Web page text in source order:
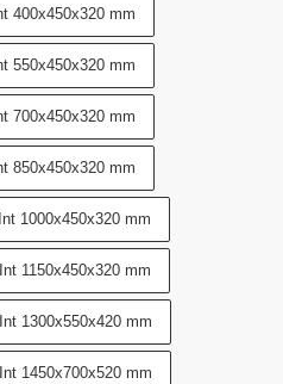
400x450x320 mm
550x450x320 mm
700x450x320 mm
850x450x320 mm
1000x450x320 mm
1150x450x320 mm
1300x550x420 mm
1450x700x520 mm